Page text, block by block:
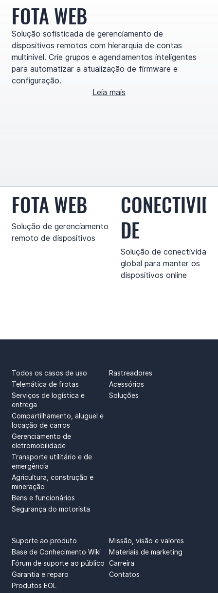
FOTA WEB
Solução sofisticada de gerenciamento de
dispositivos remotos com hierarquia de contas
multinível. Crie grupos e agendamentos inteligentes
para automatizar a atualização de firmware e
configuração.
Leia mais
FOTA WEB
Solução de gerenciamento
remoto de dispositivos
DE
Solução de conectividade
global para manter os
dispositivos online
Todos os casos de uso
Telemática de frotas
Serviços de logística e
entrega
Compartilhamento, aluguel e
locação de carros
Gerenciamento de
eletromobilidade
Transporte utilitário e de
emergência
Agricultura, construção e
mineração
Bens e funcionários
Segurança do motorista
Rastreadores
Acessórios
Soluções
Missão, visão e valores
Materiais de marketing
Carreira
Contatos
Suporte ao produto
Base de Conhecimento Wiki
Fórum de suporte ao público
Garantia e reparo
Produtos EOL